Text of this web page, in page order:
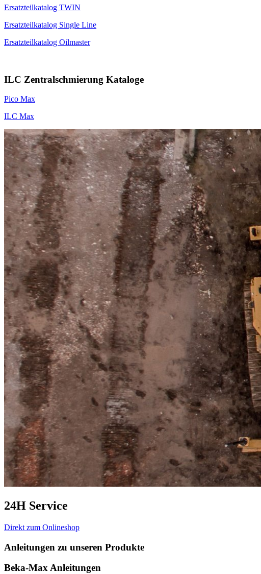
Ersatzteilkatalog TWIN
Ersatzteilkatalog Single Line
Ersatzteilkatalog Oilmaster
ILC Zentralschmierung Kataloge
Pico Max
ILC Max
24H Service
Direkt zum Onlineshop
Anleitungen zu unseren Produkte
Beka-Max Anleitungen